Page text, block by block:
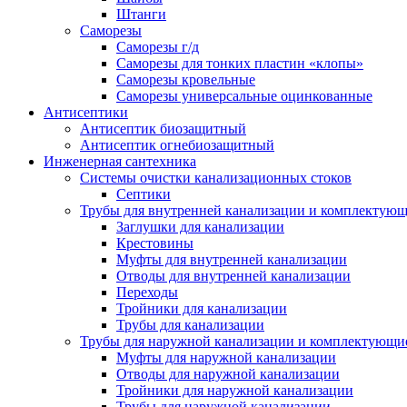
Штанги
Саморезы
Саморезы г/д
Саморезы для тонких пластин «клопы»
Саморезы кровельные
Саморезы универсальные оцинкованные
Антисептики
Антисептик биозащитный
Антисептик огнебиозащитный
Инженерная сантехника
Системы очистки канализационных стоков
Септики
Трубы для внутренней канализации и
Заглушки для канализации
Крестовины
Муфты для внутренней канализации
Отводы для внутренней канализации
Переходы
Тройники для канализации
Трубы для канализации
Трубы для наружной канализации и
Муфты для наружной канализации
Отводы для наружной канализации
Тройники для наружной канализации